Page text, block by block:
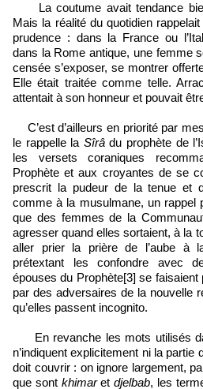
La coutume avait tendance
Mais la réalité du quotidien
prudence : dans la France ou
dans la Rome antique, une femme
censée s’exposer, se montrer
Elle était traitée comme telle.
attentait à son honneur et pouvait
C’est d’ailleurs en priorité par
le rappelle la Sîrâdu prophète de
les versets coraniques
Prophète et aux croyantes de se
prescrit la pudeur de la tenue et
comme à la musulmane, un rappel
que des femmes de la
agresser quand elles sortaient, à la
aller prier la prière de l’aube à
prétextant les confondre avec
épouses du Prophète[3] se
par des adversaires de la nouvelle
qu’elles passent incognito.
En revanche les mots utilisés
n’indiquent explicitement ni la
doit couvrir : on ignore largement,
que sont khimaretdjelbab, les